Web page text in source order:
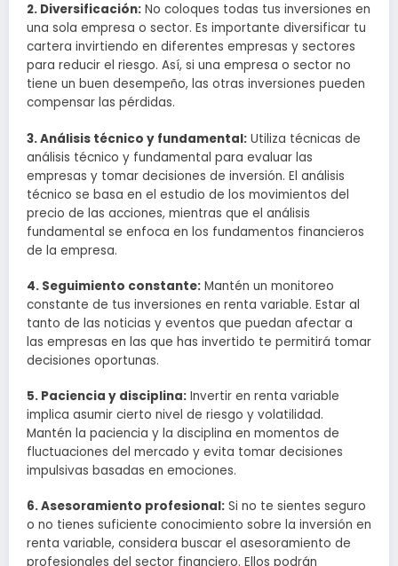
2. Diversificación: No coloques todas tus inversiones en
una sola empresa o sector. Es importante diversificar tu
cartera invirtiendo en diferentes empresas y sectores
para reducir el riesgo. Así, si una empresa o sector no
tiene un buen desempeño, las otras inversiones pueden
compensar las pérdidas.
3. Análisis técnico y fundamental: Utiliza técnicas de
análisis técnico y fundamental para evaluar las
empresas y tomar decisiones de inversión. El análisis
técnico se basa en el estudio de los movimientos del
precio de las acciones, mientras que el análisis
fundamental se enfoca en los fundamentos financieros
de la empresa.
4. Seguimiento constante: Mantén un monitoreo
constante de tus inversiones en renta variable. Estar al
tanto de las noticias y eventos que puedan afectar a
las empresas en las que has invertido te permitirá tomar
decisiones oportunas.
5. Paciencia y disciplina: Invertir en renta variable
implica asumir cierto nivel de riesgo y volatilidad.
Mantén la paciencia y la disciplina en momentos de
fluctuaciones del mercado y evita tomar decisiones
impulsivas basadas en emociones.
6. Asesoramiento profesional: Si no te sientes seguro
o no tienes suficiente conocimiento sobre la inversión en
renta variable, considera buscar el asesoramiento de
profesionales del sector financiero. Ellos podrán